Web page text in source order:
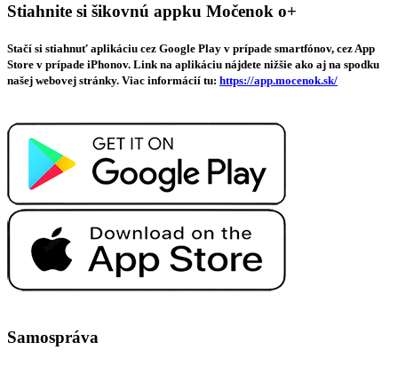
Stiahnite si šikovnú appku Močenok o+
Stačí si stiahnuť aplikáciu cez Google Play v prípade smartfónov, cez App
Store v prípade iPhonov. Link na aplikáciu nájdete nižšie ako aj na spodku
našej webovej stránky. Viac informácií tu: https://app.mocenok.sk/
Samospráva